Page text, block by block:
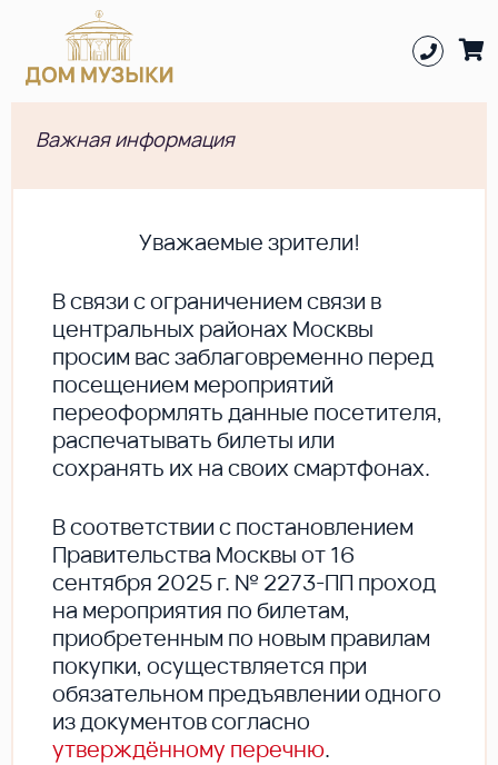
Важная информация
Уважаемые зрители!
В cвязи с ограничением связи в
центральных районах Москвы
просим вас заблаговременно перед
посещением мероприятий
переоформлять данные посетителя,
распечатывать билеты или
сохранять их на своих смартфонах.
В соответствии с постановлением
Правительства Москвы от 16
сентября 2025 г. № 2273-ПП проход
на мероприятия по билетам,
приобретенным по новым правилам
покупки, осуществляется при
обязательном предъявлении одного
из документов согласно
утверждённому перечню.